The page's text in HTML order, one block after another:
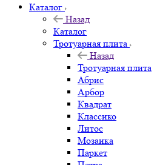
Каталог
Назад
Каталог
Тротуарная плита
Назад
Тротуарная плита
Абрис
Арбор
Квадрат
Классико
Литос
Мозаика
Паркет